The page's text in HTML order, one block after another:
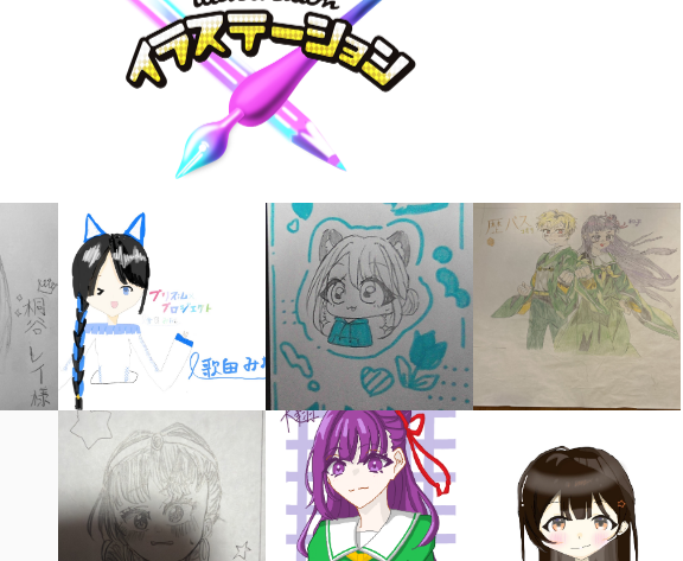
書店に届いた
みんなからのお手紙が
読める
このマチのことを
もっと知りたい